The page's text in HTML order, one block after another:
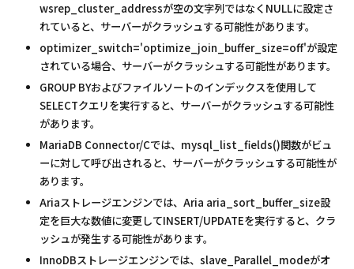
wsrep_cluster_addressが空の文字列ではなくNULLに設定さ
れていると、サーバーがクラッシュする可能性があります。
optimizer_switch='optimize_join_buffer_size=off'が設定
されている場合、サーバーがクラッシュする可能性があります。
GROUP BYおよびファイルソートのインデックスを使用して
SELECTクエリを実行すると、サーバーがクラッシュする可能性
があります。
MariaDB Connector/Cでは、mysql_list_fields()関数がビュ
ーに対して呼び出されると、サーバーがクラッシュする可能性が
あります。
Ariaストレージエンジンでは、Aria aria_sort_buffer_size設
定を巨大な数値に変更してINSERT/UPDATEを実行すると、クラ
ッシュが発生する可能性があります。
InnoDBストレージエンジンでは、slave_Parallel_modeがオ